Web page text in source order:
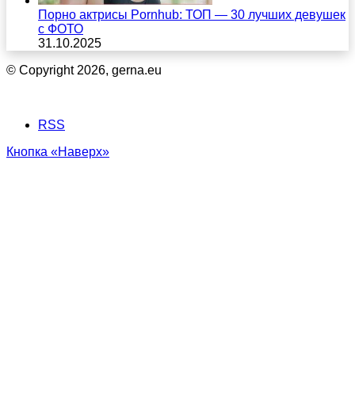
Порно актрисы Pornhub: ТОП — 30 лучших девушек
с ФОТО
31.10.2025
© Copyright 2026, gerna.eu
RSS
Кнопка «Наверх»